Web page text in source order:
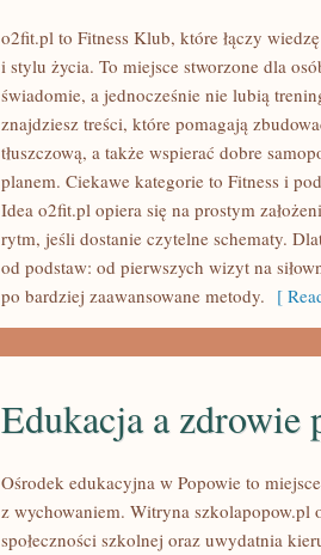
o2fit.pl to Fitness Klub, które łączy
i stylu życia. To miejsce stworzone dla
świadomie, a jednocześnie nie lubią
znajdziesz treści, które pomagają
tłuszczową, a także wspierać dobre
planem. Ciekawe kategorie to Fitness i
Idea o2fit.pl opiera się na prostym
rytm, jeśli dostanie czytelne schematy.
od podstaw: od pierwszych wizyt na
po bardziej zaawansowane metody. [
Edukacja a zdrowie
Ośrodek edukacyjna w Popowie to
z wychowaniem. Witryna szkolapopow.pl
społeczności szkolnej oraz uwydatnia